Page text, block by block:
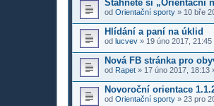
Stáhněte si „Orientační
od Orientační sporty » 10 bře
Hlídání a paní na úklid
od lucvev » 19 úno 2017, 21:45
Nová FB stránka pro
od Rapet » 17 úno 2017, 18:13
Novoroční orientace
od Orientační sporty » 23 pro